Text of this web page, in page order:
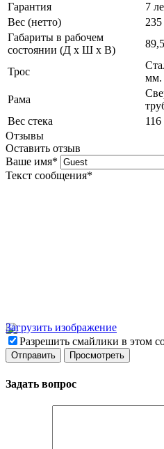
Гарантия
7
Вес (нетто)
235
Габариты в рабочем
состоянии (Д х Ш х В)
Трос
мм.
Рама
Вес стека
116
Отзывы
Оставить отзыв
Ваше имя*
Текст сообщения*
Загрузить изображение
Разрешить смайлики в этом
Задать вопрос